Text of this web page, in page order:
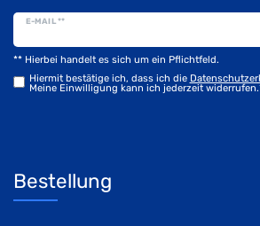
E-MAIL **
Hiermit bestätige ich, dass ich die
Meine Einwilligung kann ich jederzeit
** Hierbei handelt es sich um ein Pflichtfeld.
Bestellung